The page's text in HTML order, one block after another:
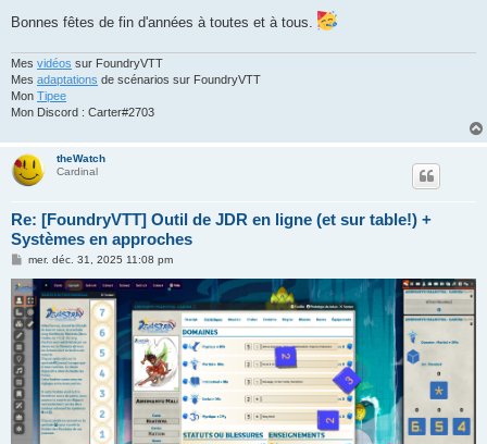
Bonnes fêtes de fin d'années à toutes et à tous.
Mes vidéos sur FoundryVTT
Mes adaptations de scénarios sur FoundryVTT
Mon Tipee
Mon Discord : Carter#2703
theWatch
Cardinal
Re: [FoundryVTT] Outil de JDR en ligne (et sur table!) +
Systèmes en approches
M
s
s
a
g
e
mer. déc. 31, 2025 11:08 pm